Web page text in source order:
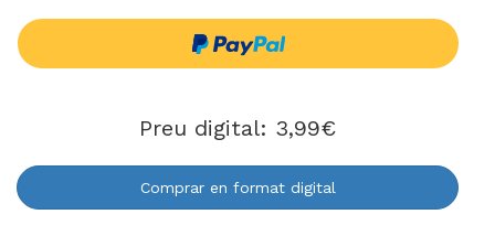
Preu digital: 3,99€
Comprar en format digital